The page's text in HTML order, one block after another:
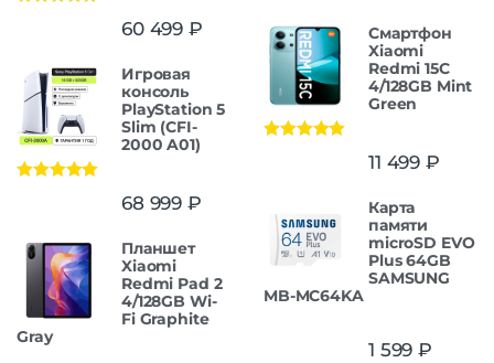
60 499 ₽
Игровая
консоль
PlayStation 5
Slim (CFI-
2000 A01)
68 999 ₽
Планшет
Xiaomi
Redmi Pad 2
4/128GB Wi-
Fi Graphite
Gray
Смартфон
Xiaomi
Redmi 15C
4/128GB Mint
Green
11 499 ₽
Карта
памяти
microSD EVO
Plus 64GB
SAMSUNG
MB-MC64KA
1 599 ₽